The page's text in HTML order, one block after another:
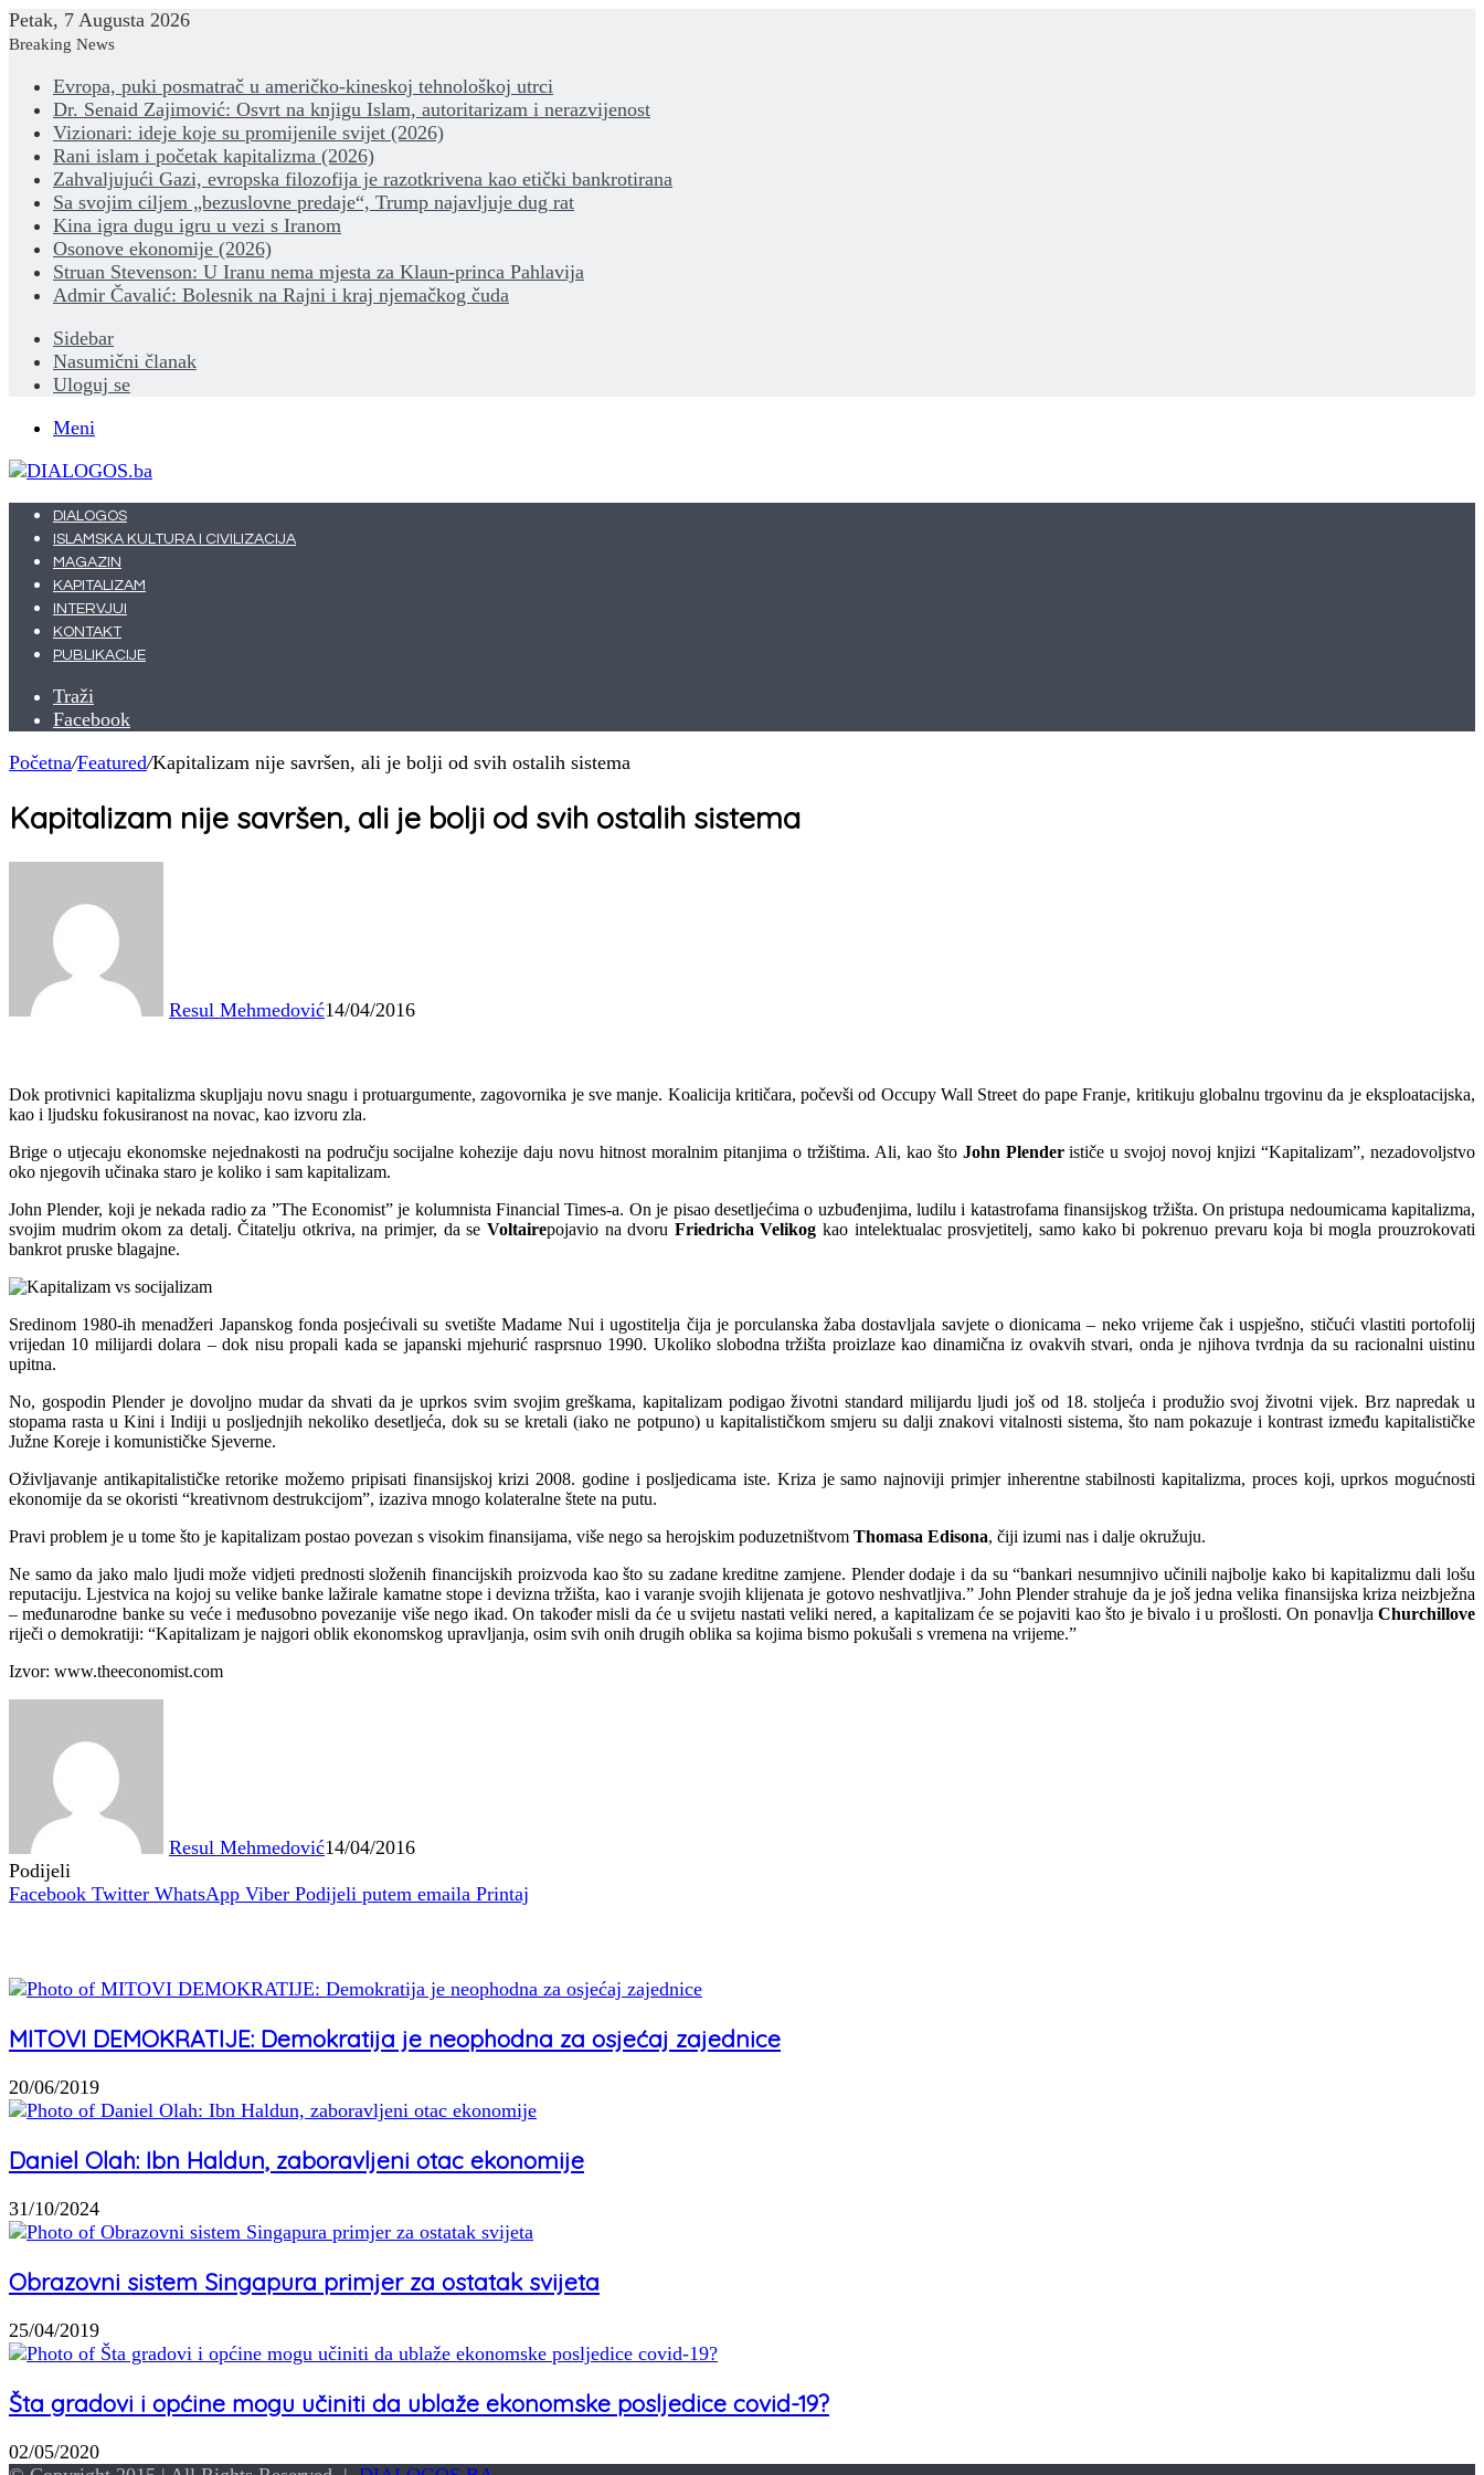
Petak, 7 Augusta 2026
Breaking News
Evropa, puki posmatrač u američko-kineskoj tehnološkoj utrci
Dr. Senaid Zajimović: Osvrt na knjigu Islam, autoritarizam i nerazvijenost
Vizionari: ideje koje su promijenile svijet (2026)
Rani islam i početak kapitalizma (2026)
Zahvaljujući Gazi, evropska filozofija je razotkrivena kao etički bankrotirana
Sa svojim ciljem „bezuslovne predaje“, Trump najavljuje dug rat
Kina igra dugu igru u vezi s Iranom
Osonove ekonomije (2026)
Struan Stevenson: U Iranu nema mjesta za Klaun-princa Pahlavija
Admir Čavalić: Bolesnik na Rajni i kraj njemačkog čuda
Sidebar
Nasumični članak
Uloguj se
Meni
DIALOGOS
ISLAMSKA KULTURA I CIVILIZACIJA
MAGAZIN
KAPITALIZAM
INTERVJUI
KONTAKT
PUBLIKACIJE
Traži
Facebook
Početna/Featured/Kapitalizam nije savršen, ali je bolji od svih ostalih sistema
Kapitalizam nije savršen, ali je bolji od svih ostalih sistema
Resul Mehmedović14/04/2016
Dok protivnici kapitalizma skupljaju novu snagu i protuargumente, zagovornika je sve manje. Koalicija kritičara, počevši od Occupy Wall Street do pape Franje, kritikuju globalnu trgovinu da je eksploatacijska,
kao i ljudsku fokusiranost na novac, kao izvoru zla.
Brige o utjecaju ekonomske nejednakosti na području socijalne kohezije daju novu hitnost moralnim pitanjima o tržištima. Ali, kao što John Plenderističe u svojoj novoj knjizi “Kapitalizam”, nezadovoljstvo
oko njegovih učinaka staro je koliko i sam kapitalizam.
John Plender, koji je nekada radio za ”The Economist” je kolumnista Financial Times-a. On je pisao desetljećima o uzbuđenjima, ludilu i katastrofama finansijskog tržišta. On pristupa nedoumicama kapitalizma,
svojim mudrim okom za detalj. Čitatelju otkriva, na primjer, da se Voltairepojavio na dvoru Friedricha Velikogkao intelektualac prosvjetitelj, samo kako bi pokrenuo prevaru koja bi mogla prouzrokovati
bankrot pruske blagajne.
Sredinom 1980-ih menadžeri Japanskog fonda posjećivali su svetište Madame Nui i ugostitelja čija je porculanska žaba dostavljala savjete o dionicama – neko vrijeme čak i uspješno, stičući vlastiti portofolij
vrijedan 10 milijardi dolara – dok nisu propali kada se japanski mjehurić rasprsnuo 1990. Ukoliko slobodna tržišta proizlaze kao dinamična iz ovakvih stvari, onda je njihova tvrdnja da su racionalni uistinu
upitna.
No, gospodin Plender je dovoljno mudar da shvati da je uprkos svim svojim greškama, kapitalizam podigao životni standard milijardu ljudi još od 18. stoljeća i produžio svoj životni vijek. Brz napredak u
stopama rasta u Kini i Indiji u posljednjih nekoliko desetljeća, dok su se kretali (iako ne potpuno) u kapitalističkom smjeru su dalji znakovi vitalnosti sistema, što nam pokazuje i kontrast između kapitalističke
Južne Koreje i komunističke Sjeverne.
Oživljavanje antikapitalističke retorike možemo pripisati finansijskoj krizi 2008. godine i posljedicama iste. Kriza je samo najnoviji primjer inherentne stabilnosti kapitalizma, proces koji, uprkos mogućnosti
ekonomije da se okoristi “kreativnom destrukcijom”, izaziva mnogo kolateralne štete na putu.
Pravi problem je u tome što je kapitalizam postao povezan s visokim finansijama, više nego sa herojskim poduzetništvom Thomasa Edisona, čiji izumi nas i dalje okružuju.
Ne samo da jako malo ljudi može vidjeti prednosti složenih financijskih proizvoda kao što su zadane kreditne zamjene. Plender dodaje i da su “bankari nesumnjivo učinili najbolje kako bi kapitalizmu dali lošu
reputaciju. Ljestvica na kojoj su velike banke lažirale kamatne stope i devizna tržišta, kao i varanje svojih klijenata je gotovo neshvatljiva.” John Plender strahuje da je još jedna velika finansijska kriza neizbježna
– međunarodne banke su veće i međusobno povezanije više nego ikad. On također misli da će u svijetu nastati veliki nered, a kapitalizam će se pojaviti kao što je bivalo i u prošlosti. On ponavlja Churchillove
riječi o demokratiji: “Kapitalizam je najgori oblik ekonomskog upravljanja, osim svih onih drugih oblika sa kojima bismo pokušali s vremena na vrijeme.”
Izvor: www.theeconomist.com
Resul Mehmedović14/04/2016
Podijeli
Facebook Twitter WhatsApp Viber Podijeli putem emaila Printaj
MITOVI DEMOKRATIJE: Demokratija je neophodna za osjećaj zajednice
20/06/2019
Daniel Olah: Ibn Haldun, zaboravljeni otac ekonomije
31/10/2024
Obrazovni sistem Singapura primjer za ostatak svijeta
25/04/2019
Šta gradovi i općine mogu učiniti da ublaže ekonomske posljedice covid-19?
02/05/2020